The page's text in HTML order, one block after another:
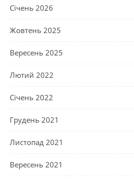
Січень 2026
Жовтень 2025
Вересень 2025
Лютий 2022
Січень 2022
Грудень 2021
Листопад 2021
Вересень 2021